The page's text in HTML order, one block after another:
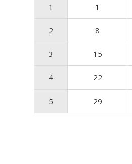
1 1
2 8
3 15
4 22
5 29